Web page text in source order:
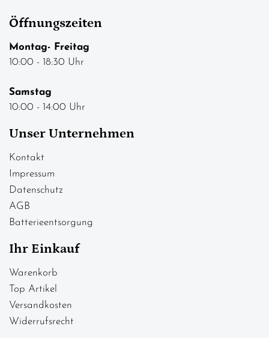
Öffnungszeiten
Montag- Freitag
10:00 - 18:30 Uhr
Samstag
10:00 - 14:00 Uhr
Unser Unternehmen
Kontakt
Impressum
Datenschutz
AGB
Batterieentsorgung
Ihr Einkauf
Warenkorb
Top Artikel
Versandkosten
Widerrufsrecht